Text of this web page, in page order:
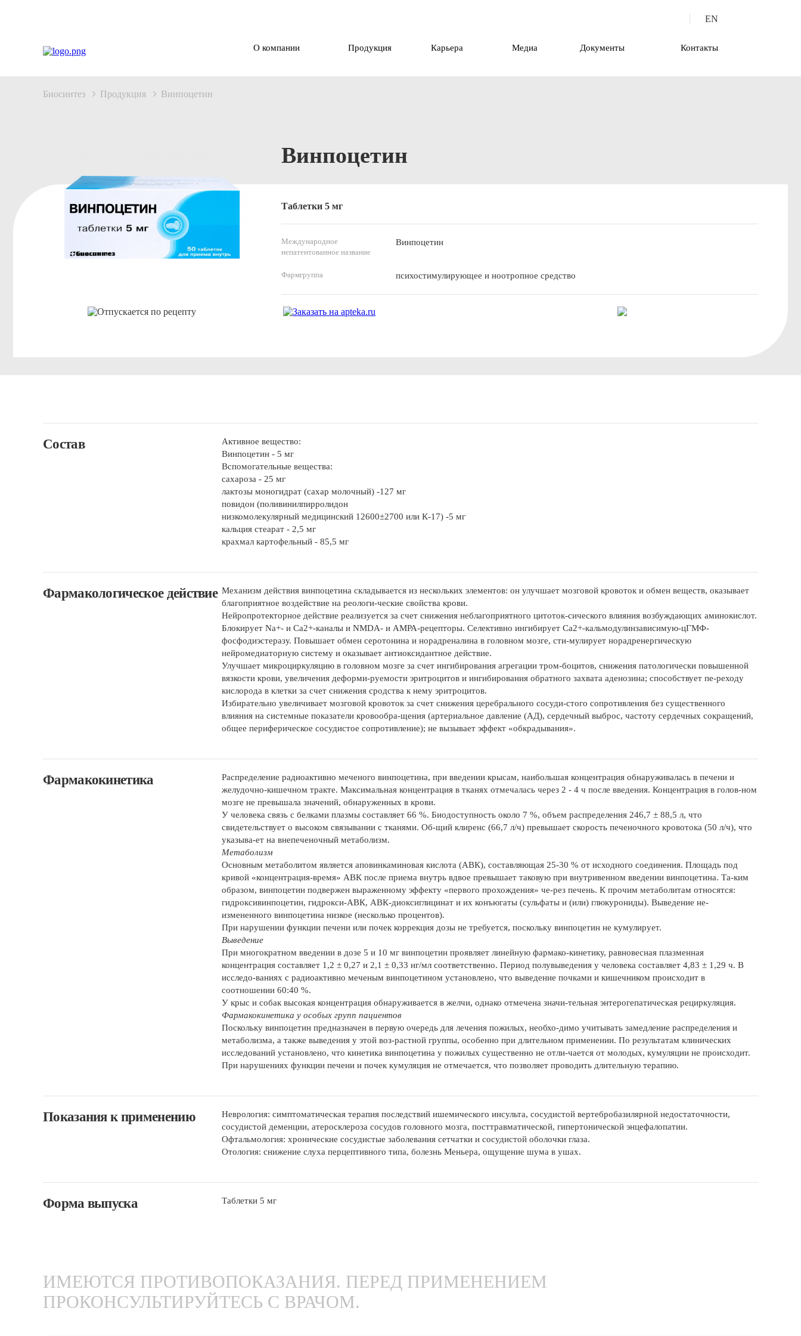
EN
О компании Продукция Карьера Медиа Документы Контакты
Биосинтез Продукция Винпоцетин
Винпоцетин
Таблетки 5 мг
Международное
непатентованное название
Винпоцетин
Фармгруппа психостимулирующее и ноотропное средство
Состав
Активное вещество:
Винпоцетин - 5 мг
Вспомогательные вещества:
сахароза - 25 мг
лактозы моногидрат (сахар молочный) -127 мг
повидон (поливинилпирролидон
низкомолекулярный медицинский 12600±2700 или К-17) -5 мг
кальция стеарат - 2,5 мг
крахмал картофельный - 85,5 мг
Фармакологическое действие Механизм действия винпоцетина складывается из нескольких элементов: он улучшает мозговой кровоток и обмен веществ, оказывает
благоприятное воздействие на реологи-ческие свойства крови.
Нейропротекторное действие реализуется за счет снижения неблагоприятного цитоток-сического влияния возбуждающих аминокислот.
Блокирует Na+- и Са2+-каналы и NMDA- и АМРА-рецепторы. Селективно ингибирует Са2+-кальмодулинзависимую-цГМФ-
фосфодиэстеразу. Повышает обмен серотонина и норадреналина в головном мозге, сти-мулирует норадренергическую
нейромедиаторную систему и оказывает антиоксидантное действие.
Улучшает микроциркуляцию в головном мозге за счет ингибирования агрегации тром-боцитов, снижения патологически повышенной
вязкости крови, увеличения деформи-руемости эритроцитов и ингибирования обратного захвата аденозина; способствует пе-реходу
кислорода в клетки за счет снижения сродства к нему эритроцитов.
Избирательно увеличивает мозговой кровоток за счет снижения церебрального сосуди-стого сопротивления без существенного
влияния на системные показатели кровообра-щения (артериальное давление (АД), сердечный выброс, частоту сердечных сокращений,
общее периферическое сосудистое сопротивление); не вызывает эффект «обкрадывания».
Фармакокинетика
Распределение радиоактивно меченого винпоцетина, при введении крысам, наибольшая концентрация обнаруживалась в печени и
желудочно-кишечном тракте. Максимальная концентрация в тканях отмечалась через 2 - 4 ч после введения. Концентрация в голов-ном
мозге не превышала значений, обнаруженных в крови.
У человека связь с белками плазмы составляет 66 %. Биодоступность около 7 %, объем распределения 246,7 ± 88,5 л, что
свидетельствует о высоком связывании с тканями. Об-щий клиренс (66,7 л/ч) превышает скорость печеночного кровотока (50 л/ч), что
указыва-ет на внепеченочный метаболизм.
Метаболизм
Основным метаболитом является аповинкаминовая кислота (АВК), составляющая 25-30 % от исходного соединения. Площадь под
кривой «концентрация-время» АВК после приема внутрь вдвое превышает таковую при внутривенном введении винпоцетина. Та-ким
образом, винпоцетин подвержен выраженному эффекту «первого прохождения» че-рез печень. К прочим метаболитам относятся:
гидроксивинпоцетин, гидрокси-АВК, АВК-диоксиглицинат и их конъюгаты (сульфаты и (или) глюкурониды). Выведение не-
измененного винпоцетина низкое (несколько процентов).
При нарушении функции печени или почек коррекция дозы не требуется, поскольку винпоцетин не кумулирует.
Выведение
При многократном введении в дозе 5 и 10 мг винпоцетин проявляет линейную фармако-кинетику, равновесная плазменная
концентрация составляет 1,2 ± 0,27 и 2,1 ± 0,33 нг/мл соответственно. Период полувыведения у человека составляет 4,83 ± 1,29 ч. В
исследо-ваниях с радиоактивно меченым винпоцетином установлено, что выведение почками и кишечником происходит в
соотношении 60:40 %.
У крыс и собак высокая концентрация обнаруживается в желчи, однако отмечена значи-тельная энтерогепатическая рециркуляция.
Фармакокинетика у особых групп пациентов
Поскольку винпоцетин предназначен в первую очередь для лечения пожилых, необхо-димо учитывать замедление распределения и
метаболизма, а также выведения у этой воз-растной группы, особенно при длительном применении. По результатам клинических
исследований установлено, что кинетика винпоцетина у пожилых существенно не отли-чается от молодых, кумуляции не происходит.
При нарушениях функции печени и почек кумуляция не отмечается, что позволяет проводить длительную терапию.
Показания к применению
Неврология: симптоматическая терапия последствий ишемического инсульта, сосудистой вертебробазилярной недостаточности,
сосудистой деменции, атеросклероза сосудов головного мозга, посттравматической, гипертонической энцефалопатии.
Офтальмология: хронические сосудистые заболевания сетчатки и сосудистой оболочки глаза.
Отология: снижение слуха перцептивного типа, болезнь Меньера, ощущение шума в ушах.
Форма выпуска Таблетки 5 мг
ИМЕЮТСЯ ПРОТИВОПОКАЗАНИЯ. ПЕРЕД ПРИМЕНЕНИЕМ
ПРОКОНСУЛЬТИРУЙТЕСЬ С ВРАЧОМ.